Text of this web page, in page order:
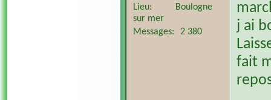
Lieu
Boulogne
sur mer
Messages
2 380
j ai
fait